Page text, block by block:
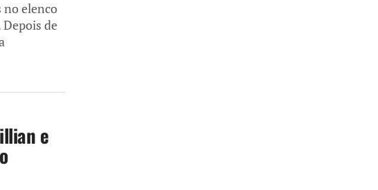
no elenco
de
e